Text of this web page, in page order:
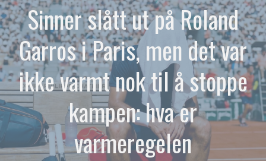
Sinner slått ut på Roland
Garros i Paris, men det var
ikke varmt nok til å stoppe
kampen: hva er
varmeregelen